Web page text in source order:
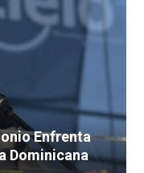
Enfrenta
Dominicana